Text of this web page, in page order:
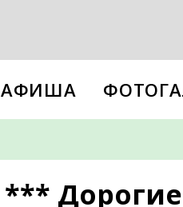
АФИША
*** Дорогие